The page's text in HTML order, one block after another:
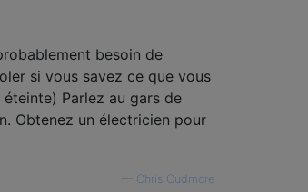
besoin de
si vous savez ce que vous
Parlez au gars de
Obtenez un électricien pour
Chris Cudmore